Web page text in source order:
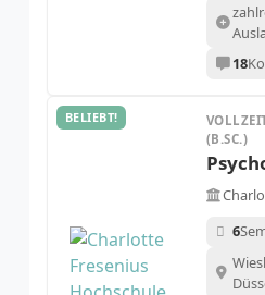
18
BELIEBT!
(B.SC.)
6